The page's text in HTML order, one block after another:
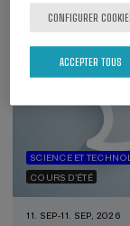
SCIENCE ET
COURS D'ÉTÉ
11. SEP-11. SEP, 2026
CONFIGURER
ACCEPTER TOUS